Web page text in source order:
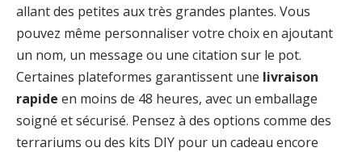
allant des petites aux très grandes plantes. Vous
pouvez même personnaliser votre choix en ajoutant
un nom, un message ou une citation sur le pot.
Certaines plateformes garantissent une livraison
rapide en moins de 48 heures, avec un emballage
soigné et sécurisé. Pensez à des options comme des
terrariums ou des kits DIY pour un cadeau encore